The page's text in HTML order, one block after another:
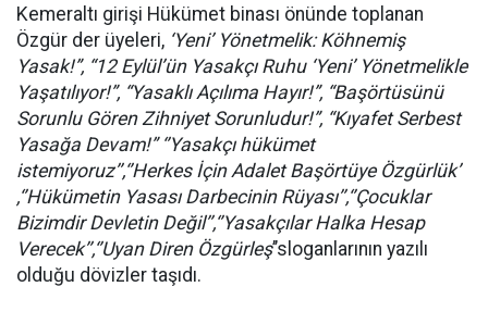
Kemeraltı girişi Hükümet binası önünde toplanan
Özgür der üyeleri, ‘Yeni’ Yönetmelik: Köhnemiş
Yasak!”, “12 Eylül’ün Yasakçı Ruhu ‘Yeni’ Yönetmelikle
Yaşatılıyor!”, “Yasaklı Açılıma Hayır!”, “Başörtüsünü
Sorunlu Gören Zihniyet Sorunludur!”, “Kıyafet Serbest
Yasağa Devam!” ‘’Yasakçı hükümet
istemiyoruz’’,‘’Herkes İçin Adalet Başörtüye Özgürlük’
,‘’Hükümetin Yasası Darbecinin Rüyası’’,‘’Çocuklar
Bizimdir Devletin Değil’’,‘’Yasakçılar Halka Hesap
Verecek’’,‘’Uyan Diren Özgürleş’’sloganlarının yazılı
olduğu dövizler taşıdı.